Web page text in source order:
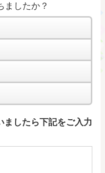
ましたか？
ましたら下記をご入力